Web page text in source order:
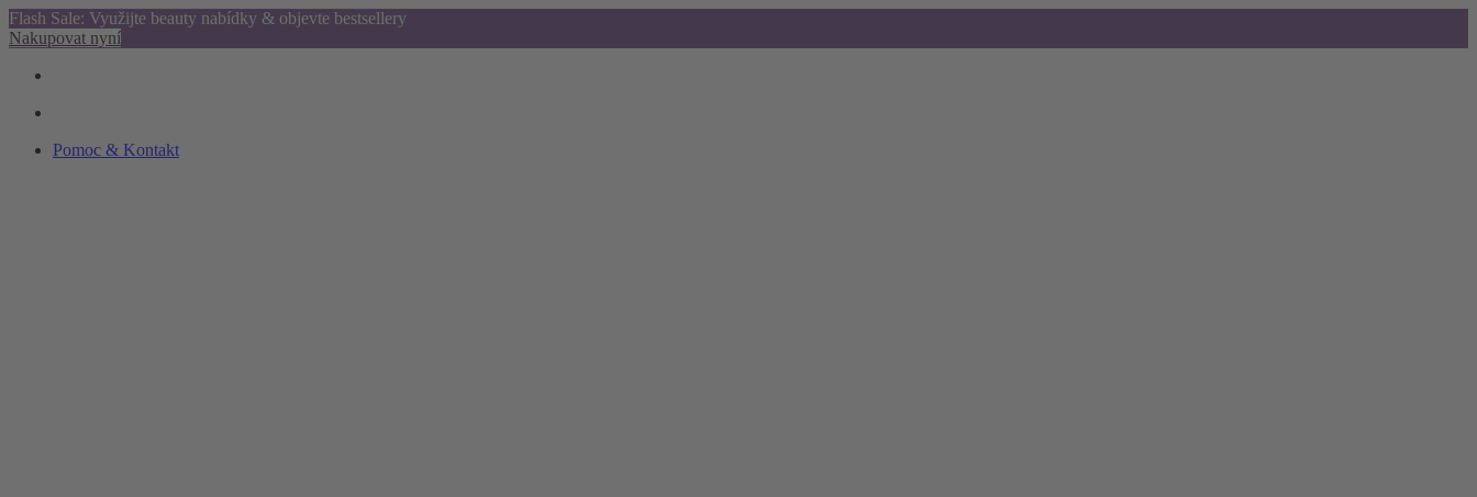
Flash Sale: Využijte beauty nabídky & objevte bestsellery
Nakupovat nyní
Pomoc & Kontakt